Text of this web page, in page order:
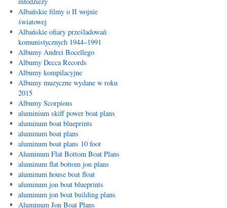
Albańskie filmy o II wojnie
światowej
Albańskie ofiary prześladowań
komunistycznych 1944–1991
Albumy Andrei Bocellego
Albumy Decca Records
Albumy kompilacyjne
Albumy muzyczne wydane w roku
2015
Albumy Scorpions
aluminium skiff power boat plans
aluminum boat blueprints
aluminum boat plans
aluminum boat plans 10 foot
Aluminum Flat Bottom Boat Plans
aluminum flat bottom jon plans
aluminum house boat float
aluminum jon boat blueprints
aluminum jon boat building plans
Aluminum Jon Boat Plans